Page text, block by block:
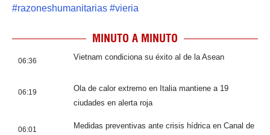
#razoneshumanitarias #vieria
MINUTO A MINUTO
06:36 Vietnam condiciona su éxito al de la Asean
06:19
Ola de calor extremo en Italia mantiene a 19
ciudades en alerta roja
06:01
Medidas preventivas ante crisis hídrica en Canal de